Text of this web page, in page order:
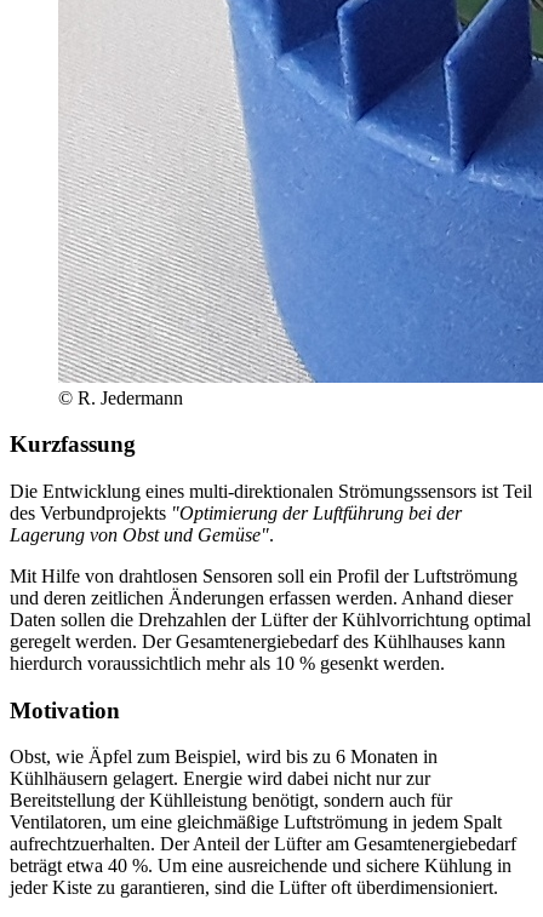
© R. Jedermann
Kurzfassung
Die Entwicklung eines multi-direktionalen Strömungssensors ist Teil
des Verbundprojekts "Optimierung der Luftführung bei der
Lagerung von Obst und Gemüse".
Mit Hilfe von drahtlosen Sensoren soll ein Profil der Luftströmung
und deren zeitlichen Änderungen erfassen werden. Anhand dieser
Daten sollen die Drehzahlen der Lüfter der Kühlvorrichtung optimal
geregelt werden. Der Gesamtenergiebedarf des Kühlhauses kann
hierdurch voraussichtlich mehr als 10 % gesenkt werden.
Motivation
Obst, wie Äpfel zum Beispiel, wird bis zu 6 Monaten in
Kühlhäusern gelagert. Energie wird dabei nicht nur zur
Bereitstellung der Kühlleistung benötigt, sondern auch für
Ventilatoren, um eine gleichmäßige Luftströmung in jedem Spalt
aufrechtzuerhalten. Der Anteil der Lüfter am Gesamtenergiebedarf
beträgt etwa 40 %. Um eine ausreichende und sichere Kühlung in
jeder Kiste zu garantieren, sind die Lüfter oft überdimensioniert.